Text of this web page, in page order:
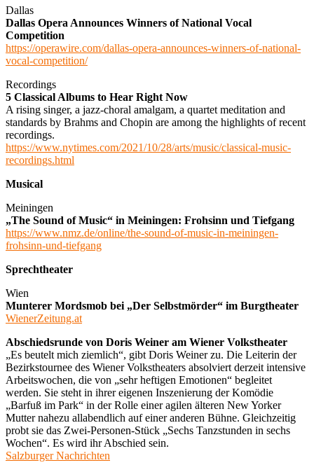
Dallas
Dallas Opera Announces Winners of National Vocal
Competition
https://operawire.com/dallas-opera-announces-winners-of-national-
vocal-competition/
Recordings
5 Classical Albums to Hear Right Now
A rising singer, a jazz-choral amalgam, a quartet meditation and
standards by Brahms and Chopin are among the highlights of recent
recordings.
https://www.nytimes.com/2021/10/28/arts/music/classical-music-
recordings.html
Musical
Meiningen
„The Sound of Music“ in Meiningen: Frohsinn und Tiefgang
https://www.nmz.de/online/the-sound-of-music-in-meiningen-
frohsinn-und-tiefgang
Sprechtheater
Wien
Munterer Mordsmob bei „Der Selbstmörder“ im Burgtheater
WienerZeitung.at
Abschiedsrunde von Doris Weiner am Wiener Volkstheater
„Es beutelt mich ziemlich“, gibt Doris Weiner zu. Die Leiterin der
Bezirkstournee des Wiener Volkstheaters absolviert derzeit intensive
Arbeitswochen, die von „sehr heftigen Emotionen“ begleitet
werden. Sie steht in ihrer eigenen Inszenierung der Komödie
„Barfuß im Park“ in der Rolle einer agilen älteren New Yorker
Mutter nahezu allabendlich auf einer anderen Bühne. Gleichzeitig
probt sie das Zwei-Personen-Stück „Sechs Tanzstunden in sechs
Wochen“. Es wird ihr Abschied sein.
Salzburger Nachrichten